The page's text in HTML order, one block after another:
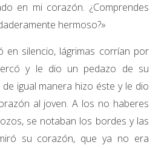
en mi corazón. ¿Comprendes
hermoso?»
en silencio, lágrimas corrían por
y le dio un pedazo de su
igual manera hizo éste y le dio
al joven. A los no haberes
se notaban los bordes y las
su corazón, que ya no era